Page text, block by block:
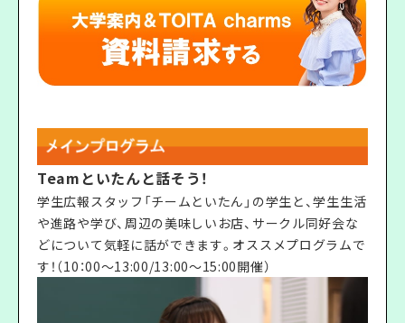
Teamといたんと話そう！
学生広報スタッフ「チームといたん」の学生と、学生生活
や進路や学び、周辺の美味しいお店、サークル同好会な
どについて気軽に話ができます。オススメプログラムで
す！（10：00〜13:00/13:00〜15:00開催）